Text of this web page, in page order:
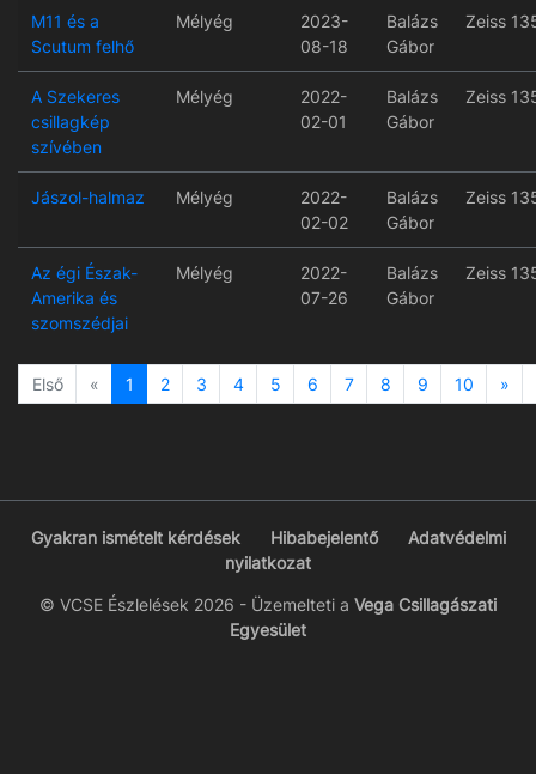
M11 és a
Scutum felhő
Mélyég
2023-
08-18
Balázs
Gábor
Zeiss
A Szekeres
csillagkép
szívében
Mélyég
2022-
02-01
Balázs
Gábor
Zeiss
Jászol-halmaz Mélyég
2022-
02-02
Balázs
Gábor
Zeiss
Az égi Észak-
Amerika és
szomszédjai
Mélyég
2022-
07-26
Balázs
Gábor
Zeiss
Első « Previous
1 2 3 4 5 6 7 8 9 10 »
Gyakran ismételt kérdések Hibabejelentő
Adatvédelmi
nyilatkozat
© VCSE Észlelések 2026 - Üzemelteti a Vega Csillagászati
Egyesület